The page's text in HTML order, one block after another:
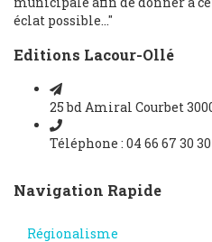
éclat possible..."
Editions Lacour-Ollé
25 bd Amiral Courbet
Téléphone : 04 66 67 30 30
Navigation Rapide
Régionalisme